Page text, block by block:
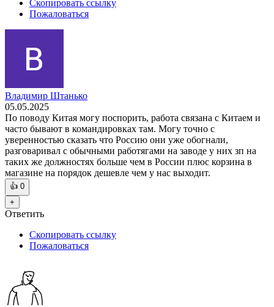
Скопировать ссылку
Пожаловаться
Владимир Штанько
05.05.2025
По поводу Китая могу поспорить, работа связана с Китаем и
часто бывают в командировках там. Могу точно с
уверенностью сказать что Россию они уже обогнали,
разговаривал с обычными работягами на заводе у них зп на
таких же должностях больше чем в России плюс корзина в
магазине на порядок дешевле чем у нас выходит.
👍 0
+
Ответить
Скопировать ссылку
Пожаловаться